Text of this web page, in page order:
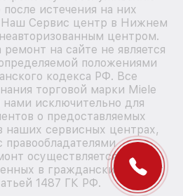
истечения на них
Наш Сервис центр в Нижнем
центром.
на сайте не является
положениями
кодекса РФ. Все
торговой марки Miele
исключительно для
о предоставляемых
наших сервисных центрах,
правообладателями
осуществляется для
в гражданский оборот
1487 ГК РФ.